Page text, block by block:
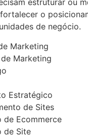
estruturar ou
o
de negócio.
Marketing
Marketing
Estratégico
de Sites
de Ecommerce
de Site